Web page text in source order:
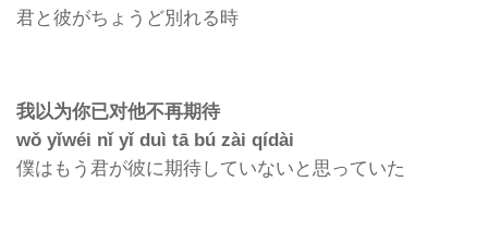
君と彼がちょうど別れる時
我以为你已对他不再期待
wǒ yǐwéi nǐ yǐ duì tā bú zài qídài
僕はもう君が彼に期待していないと思っていた